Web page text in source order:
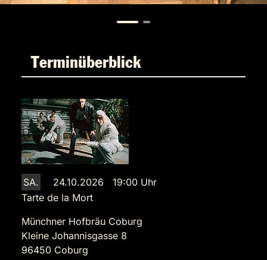
Terminüberblick
SA.
24.10.2026 19:00 Uhr
Tarte de la Mort
Münchner Hofbräu Coburg
Kleine Johannisgasse 8
96450 Coburg